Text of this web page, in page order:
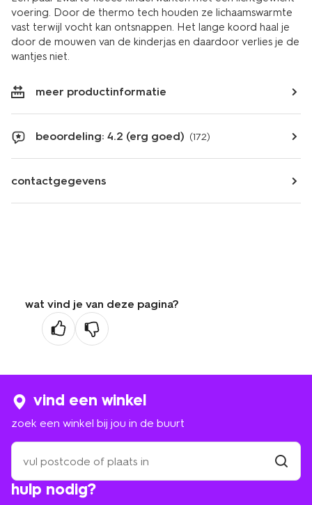
voering. Door de thermo tech houden ze lichaamswarmte
vast terwijl vocht kan ontsnappen. Het lange koord haal je
door de mouwen van de kinderjas en daardoor verlies je de
wantjes niet.
meer productinformatie
beoordeling: 4.2 (erg goed) (172)
contactgegevens
wat vind je van deze pagina?
hulp nodig?
vind een winkel
zoek een winkel bij jou in de buurt
zoek
een
winkel
bij